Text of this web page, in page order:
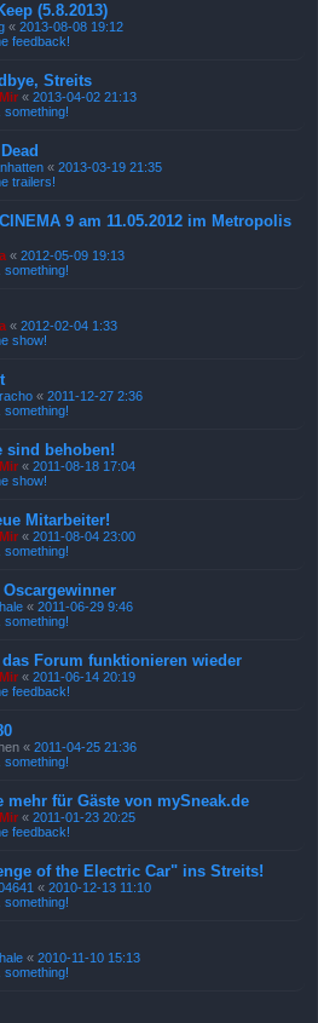
(5.8.2013)
« 2013-08-08 19:12
feedback!
Streits
« 2013-04-02 21:13
something!
« 2013-03-19 21:35
trailers!
9 am 11.05.2012 im Metropolis
« 2012-05-09 19:13
something!
« 2012-02-04 1:33
show!
« 2011-12-27 2:36
something!
sind behoben!
« 2011-08-18 17:04
show!
Mitarbeiter!
« 2011-08-04 23:00
something!
« 2011-06-29 9:46
something!
Forum funktionieren wieder
« 2011-06-14 20:19
feedback!
« 2011-04-25 21:36
something!
mehr für Gäste von mySneak.de
« 2011-01-23 20:25
feedback!
of the Electric Car" ins Streits!
« 2010-12-13 11:10
something!
« 2010-11-10 15:13
something!